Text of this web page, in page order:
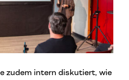
zudem intern diskutiert, wie